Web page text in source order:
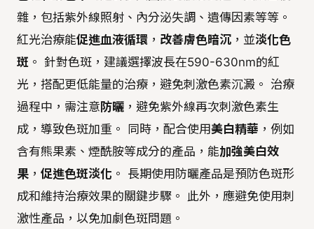
雜，包括紫外線照射、內分泌失調、遺傳因素等等。
紅光治療能促進血液循環 ， 改善膚色暗沉 ，並淡化色
斑 。 針對色斑，建議選擇波長在590-630nm的紅
光，搭配更低能量的治療，避免刺激色素沉澱。 治療
過程中，需注意 防曬 ，避免紫外線再次刺激色素生
成，導致色斑加重。 同時，配合使用美白精華 ，例如
含有熊果素、煙酰胺等成分的產品，能加強美白效
果 ， 促進色斑淡化 。 長期使用防曬產品是預防色斑形
成和維持治療效果的關鍵步驟。 此外，應避免使用刺
激性產品，以免加劇色斑問題。